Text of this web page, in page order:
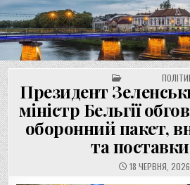
Перейти
до
вмісту
UNGVAR.UZ.UA
POSTED IN
Президент
міністр Бельгії
оборонний пакет,
та
18 ЧЕРВНЯ, 2026